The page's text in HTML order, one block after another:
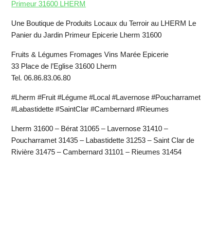
Primeur 31600 LHERM
Une Boutique de Produits Locaux du Terroir au LHERM Le
Panier du Jardin Primeur Epicerie Lherm 31600
Fruits & Légumes Fromages Vins Marée Epicerie
33 Place de l’Eglise 31600 Lherm
Tel. 06.86.83.06.80
#Lherm #Fruit #Légume #Local #Lavernose #Poucharramet
#Labastidette #SaintClar #Cambernard #Rieumes
Lherm 31600 – Bérat 31065 – Lavernose 31410 –
Poucharramet 31435 – Labastidette 31253 – Saint Clar de
Rivière 31475 – Cambernard 31101 – Rieumes 31454